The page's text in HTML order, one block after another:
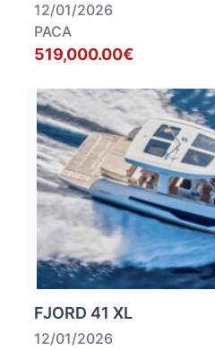
12/01/2026
PACA
519,000.00€
FJORD 41 XL
12/01/2026